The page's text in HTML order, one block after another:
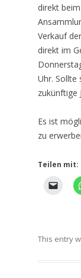
direkt
Verkauf
direkt im
Uhr. Sollte
zukünftige
Es ist
zu
Teilen mit:
This entry